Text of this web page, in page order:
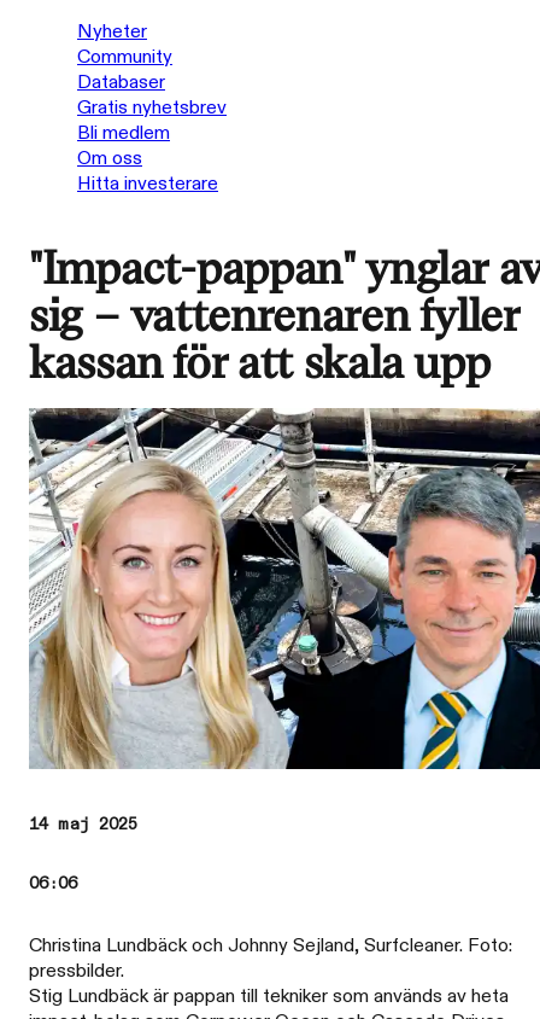
Nyheter
Community
Databaser
Gratis nyhetsbrev
Bli medlem
Om oss
Hitta investerare
"Impact-pappan" ynglar
sig – vattenrenaren fyller
kassan för att skala upp
14 maj 2025
06:06
Christina Lundbäck och Johnny Sejland, Surfcleaner. Foto:
pressbilder.
Stig Lundbäck är pappan till tekniker som används av heta